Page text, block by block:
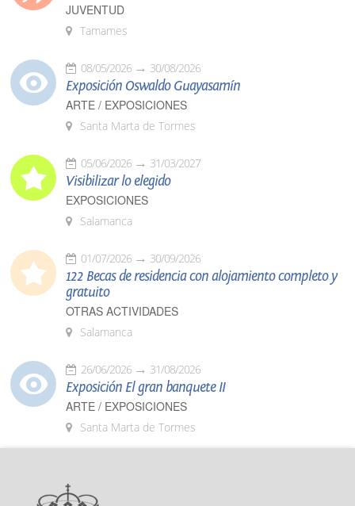
JUVENTUD
Tamames
08/05/2026 30/08/2026
Exposición Oswaldo Guayasamín
ARTE / EXPOSICIONES
Santa Marta de Tormes
05/06/2026 31/03/2027
Visibilizar lo elegido
EXPOSICIONES
Salamanca
01/07/2026 30/09/2026
122 Becas de residencia con alojamiento completo y
gratuito
OTRAS ACTIVIDADES
Salamanca
26/06/2026 31/08/2026
Exposición El gran banquete II
ARTE / EXPOSICIONES
Santa Marta de Tormes